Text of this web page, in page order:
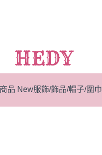
HEDY
品 New服飾/飾品/帽子/圍巾